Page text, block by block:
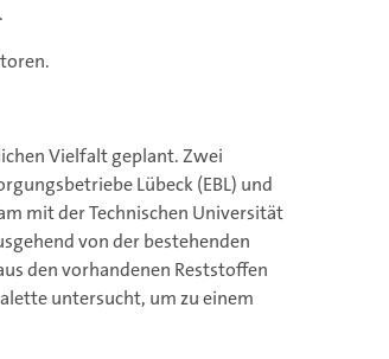
Vielfalt geplant. Zwei
Lübeck (EBL) und
mit der Technischen Universität
von der bestehenden
den vorhandenen Reststoffen
untersucht, um zu einem